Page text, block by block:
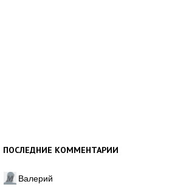
ПОСЛЕДНИЕ КОММЕНТАРИИ
Валерий